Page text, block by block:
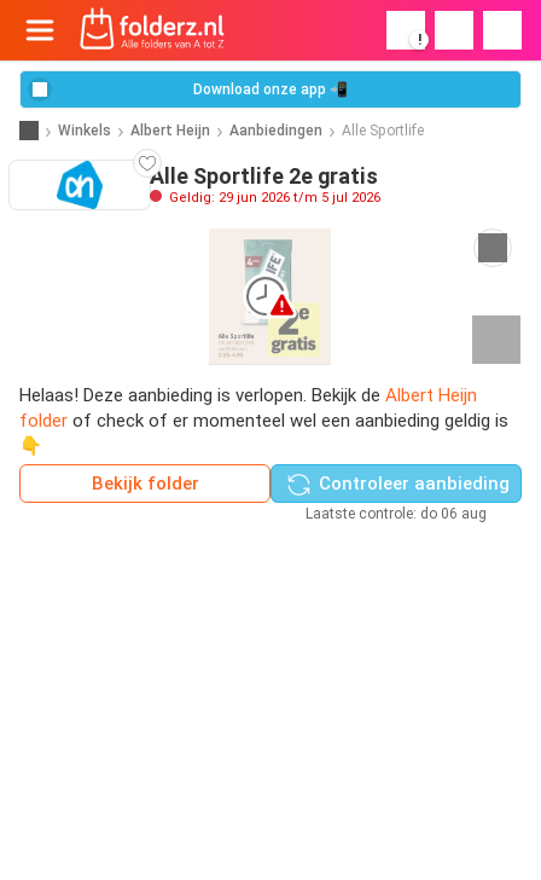
!
Download onze app 📲
Winkels Albert Heijn Aanbiedingen Alle Sportlife
Alle Sportlife 2e gratis
Geldig: 29 jun 2026 t/m 5 jul 2026
Helaas! Deze aanbieding is verlopen. Bekijk de Albert Heijn
folder of check of er momenteel wel een aanbieding geldig is
👇
Bekijk folder
Controleer aanbieding
Laatste controle: do 06 aug